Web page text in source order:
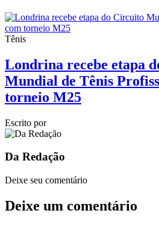
Tênis
Londrina recebe etapa
Mundial de Tênis
torneio M25
Escrito por
Da Redação
Deixe seu comentário
Deixe um comentário